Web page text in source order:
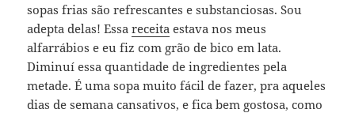
sopas frias são refrescantes e substanciosas. Sou
adepta delas! Essareceita estava nos meus
alfarrábios e eu fiz com grão de bico em lata.
Diminuí essa quantidade de ingredientes pela
metade. É uma sopa muito fácil de fazer, pra aqueles
dias de semana cansativos, e fica bem gostosa, como